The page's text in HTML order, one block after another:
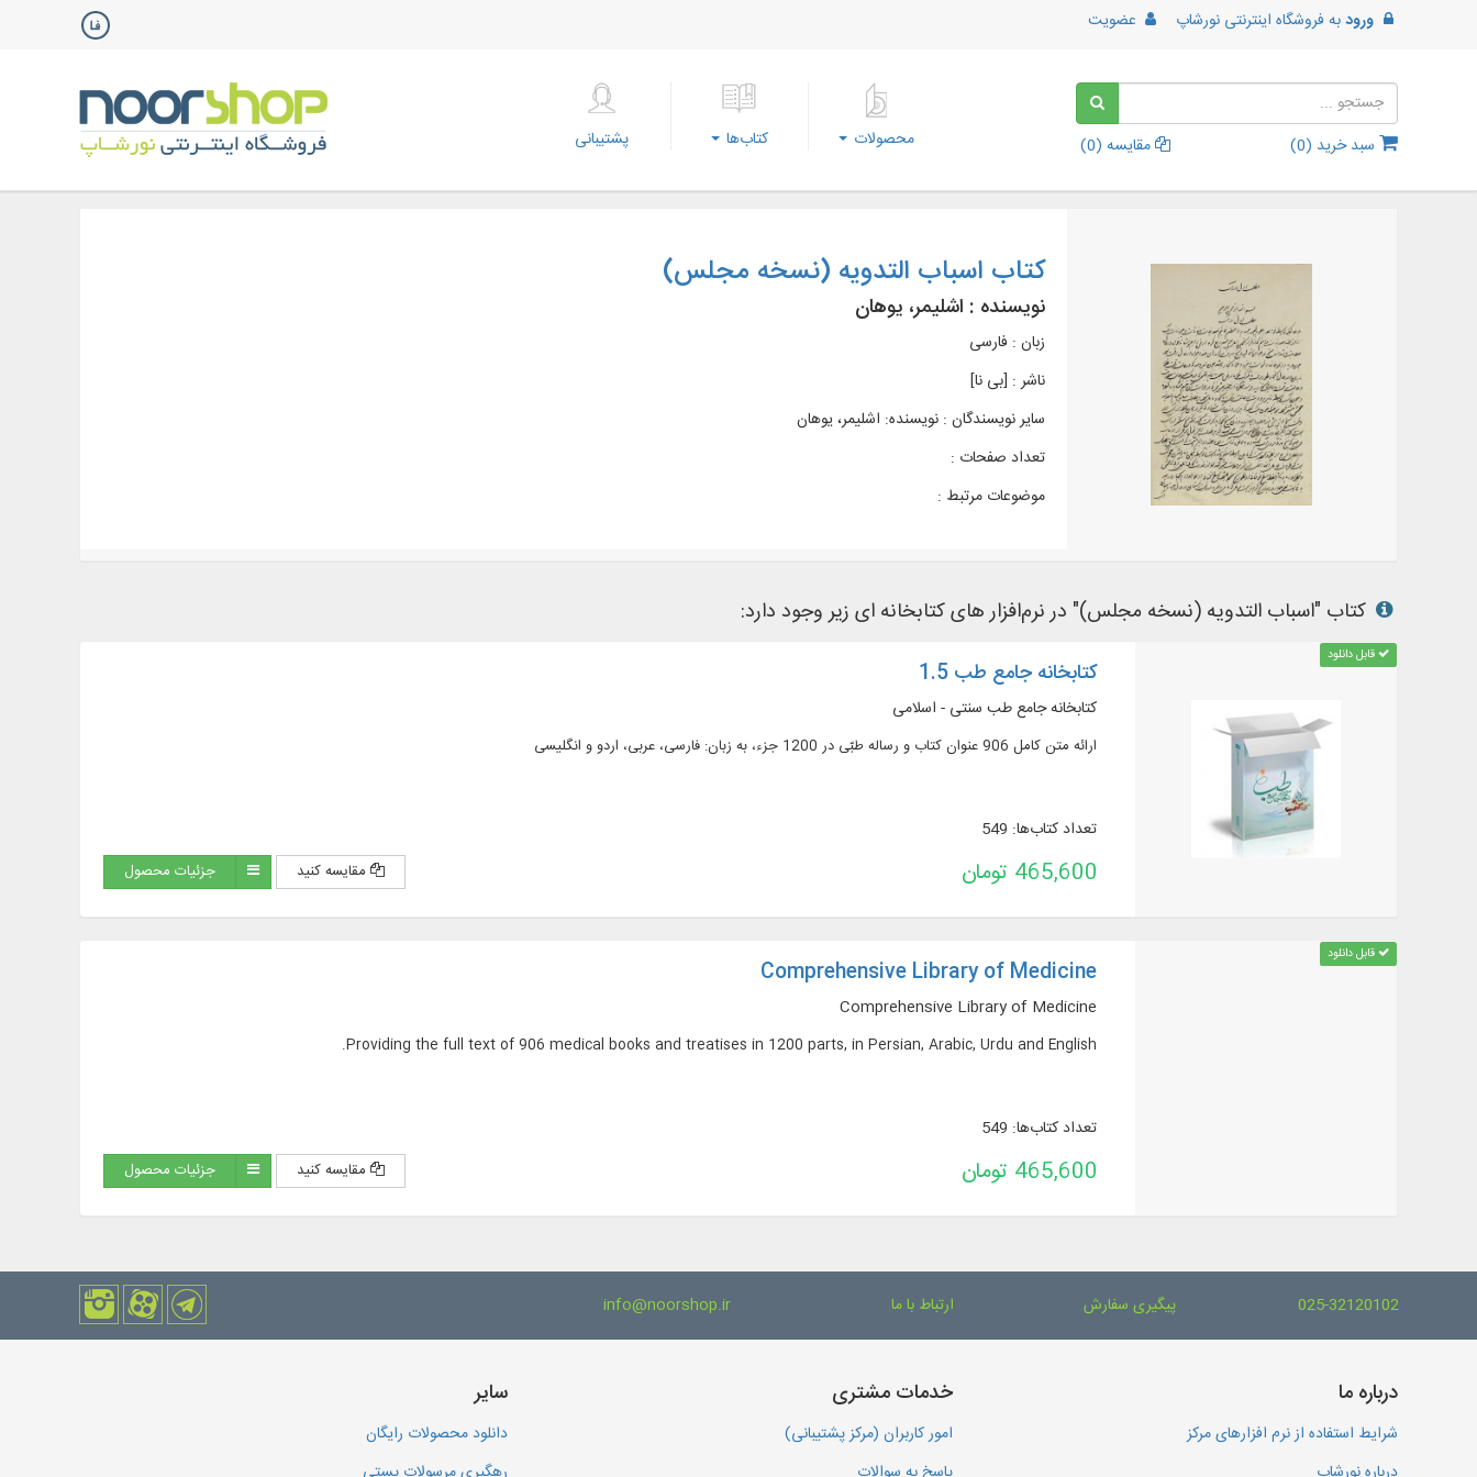
ورودبه فروشگاه اینترنتی نورشاپ عضویت
سبد خرید (0
) مقایسه (0
) محصولات کتاب‌ها پشتیبانی
کتاب اسباب التدویه (نسخه مجلس)
نویسنده : اشلیمر، یوهان‎
زبان : فارسی
ناشر : [بی‌ نا]
سایر نویسندگان : نویسنده: اشلیمر، یوهان‎
تعداد صفحات :
موضوعات مرتبط :
کتاب "اسباب التدویه (نسخه مجلس)" در نرم‌افزار های کتابخانه ای زیر وجود دارد:
قابل دانلود
کتابخانه جامع طب 1.5
کتابخانه جامع طب سنتی - اسلامی
ارائه متن کامل 906 عنوان کتاب و رساله طبّی در 1200 جزء، به زبان: فارسی، عربی، اردو و انگلیسی
تعداد کتاب‌ها: 549
465,600 تومان مقایسه کنید جزئیات محصول
قابل دانلود
Comprehensive Library of Medicine
Comprehensive Library of Medicine
Providing the full text of 906 medical books and treatises in 1200 parts, in Persian, Arabic, Urdu and English.
تعداد کتاب‌ها: 549
465,600 تومان مقایسه کنید جزئیات محصول
025-32120102 پیگیری سفارش ارتباط با ما info@noorshop.ir
درباره ما
شرایط استفاده از نرم افزارهای مرکز
خدمات مشتری
امور کاربران (مرکز پشتیبانی)
سایر
دانلود محصولات رایگان